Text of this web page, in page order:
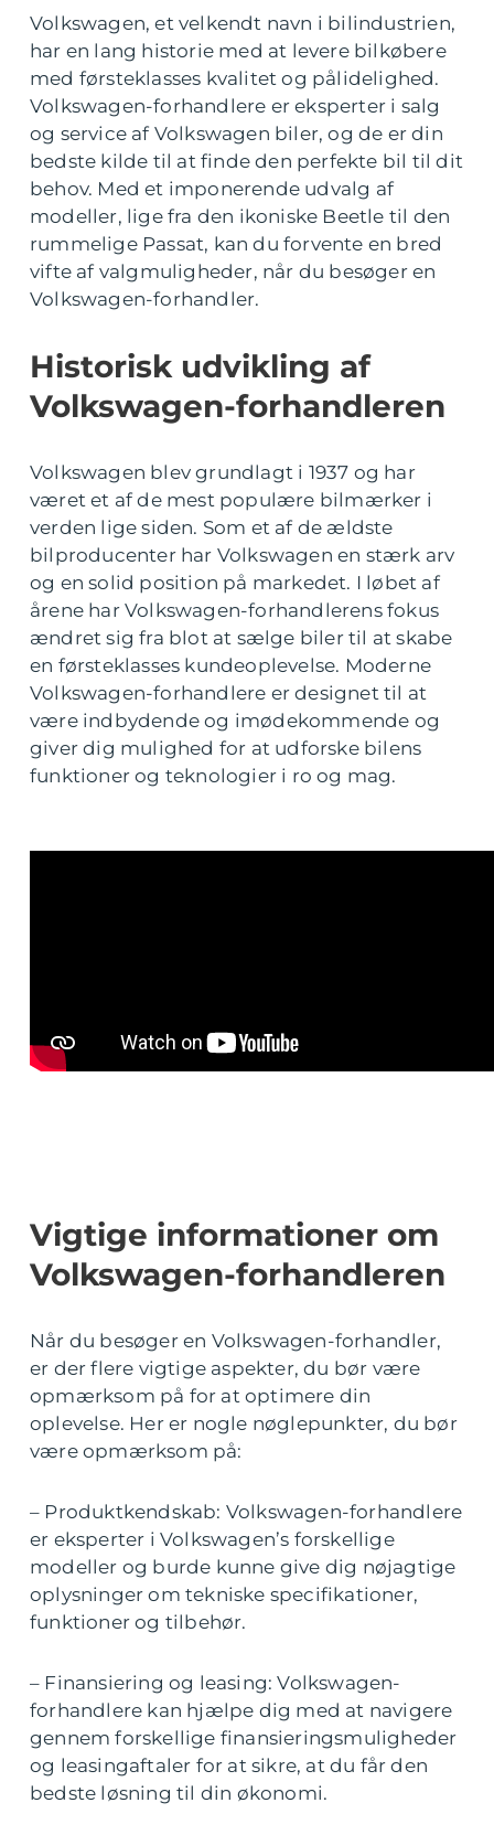
Volkswagen, et velkendt navn i bilindustrien,
har en lang historie med at levere bilkøbere
med førsteklasses kvalitet og pålidelighed.
Volkswagen-forhandlere er eksperter i salg
og service af Volkswagen biler, og de er din
bedste kilde til at finde den perfekte bil til dit
behov. Med et imponerende udvalg af
modeller, lige fra den ikoniske Beetle til den
rummelige Passat, kan du forvente en bred
vifte af valgmuligheder, når du besøger en
Volkswagen-forhandler.
Historisk udvikling af
Volkswagen-forhandleren
Volkswagen blev grundlagt i 1937 og har
været et af de mest populære bilmærker i
verden lige siden. Som et af de ældste
bilproducenter har Volkswagen en stærk arv
og en solid position på markedet. I løbet af
årene har Volkswagen-forhandlerens fokus
ændret sig fra blot at sælge biler til at skabe
en førsteklasses kundeoplevelse. Moderne
Volkswagen-forhandlere er designet til at
være indbydende og imødekommende og
giver dig mulighed for at udforske bilens
funktioner og teknologier i ro og mag.
Vigtige informationer om
Volkswagen-forhandleren
Når du besøger en Volkswagen-forhandler,
er der flere vigtige aspekter, du bør være
opmærksom på for at optimere din
oplevelse. Her er nogle nøglepunkter, du bør
være opmærksom på:
– Produktkendskab: Volkswagen-forhandlere
er eksperter i Volkswagen’s forskellige
modeller og burde kunne give dig nøjagtige
oplysninger om tekniske specifikationer,
funktioner og tilbehør.
– Finansiering og leasing: Volkswagen-
forhandlere kan hjælpe dig med at navigere
gennem forskellige finansieringsmuligheder
og leasingaftaler for at sikre, at du får den
bedste løsning til din økonomi.